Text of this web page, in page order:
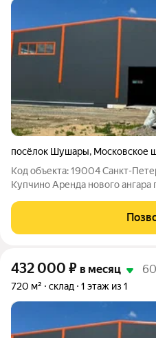
посёлок Шушары, Московское
Код объекта: 19004 Санкт-
Купчино Аренда нового
под склад-производство,
Рядом будут располагаться 3
432 000 ₽ в месяц
720 м² склад 1 этаж из 1